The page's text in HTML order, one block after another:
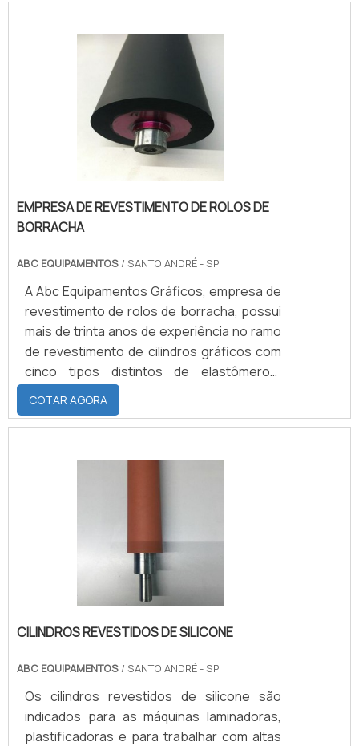
ferramentas para confecção do produto
requisitada pelo cliente.USINAGEM EM
CILINDROS COM A REFERÊNCIA DO
MERCADODevido à alta demanda da Abc
Equipamentos Gráficos Ltda e da Nova Abc
Revestimento de C.
EMPRESA DE REVESTIMENTO DE ROLOS DE
BORRACHA
ABC EQUIPAMENTOS / SANTO ANDRÉ - SP
A Abc Equipamentos Gráficos, empresa de
revestimento de rolos de borracha, possui
mais de trinta anos de experiência no ramo
de revestimento de cilindros gráficos com
cinco tipos distintos de elastômeros:
Borracha natural; Neoprene; Nitrílica;
EPDM; Silicone.CARACTERÍSTICAS DE
CADA TIPO DE ELASTÔMEROCada um com
COTAR AGORA
CILINDROS REVESTIDOS DE SILICONE
ABC EQUIPAMENTOS / SANTO ANDRÉ - SP
Os cilindros revestidos de silicone são
indicados para as máquinas laminadoras,
plastificadoras e para trabalhar com altas